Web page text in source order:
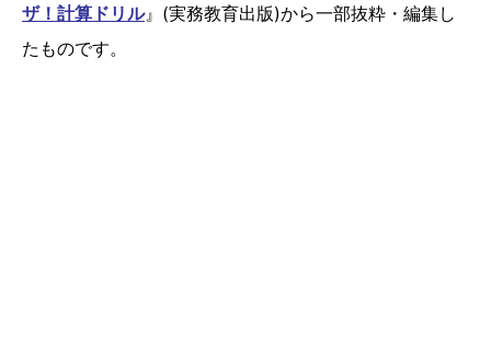
ザ！計算ドリル』(実務教育出版)から一部抜粋・編集し
たものです。